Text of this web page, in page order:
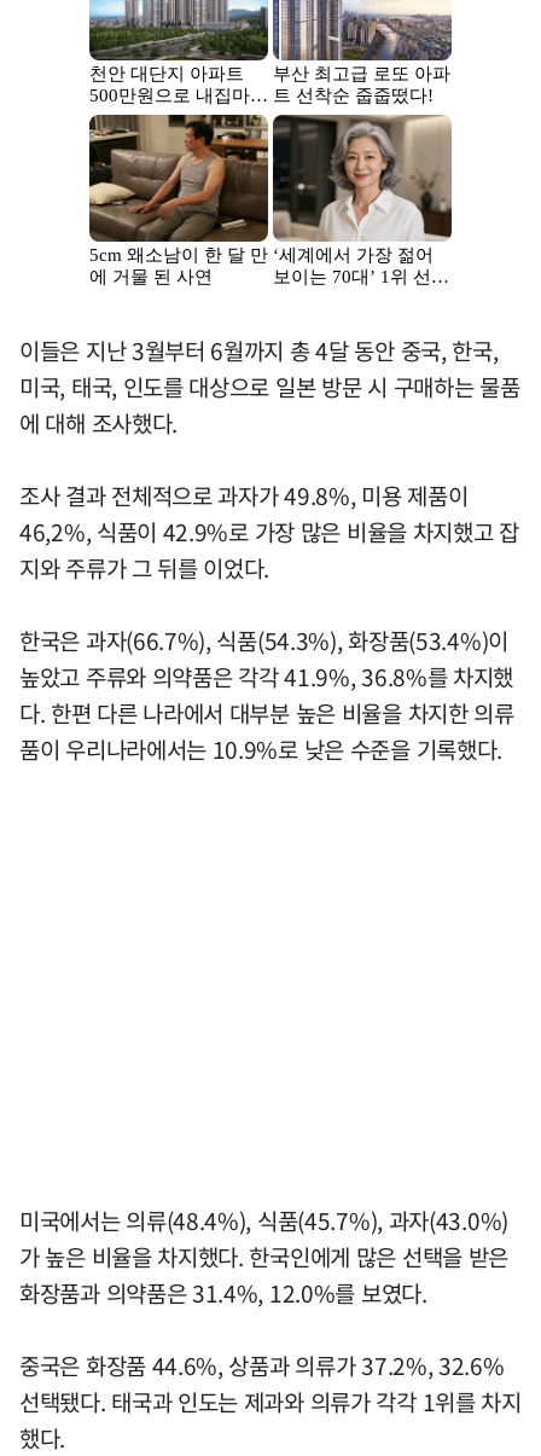
이들은 지난 3월부터 6월까지 총 4달 동안 중국, 한국,
미국, 태국, 인도를 대상으로 일본 방문 시 구매하는 물품
에 대해 조사했다.
조사 결과 전체적으로 과자가 49.8%, 미용 제품이
46,2%, 식품이 42.9%로 가장 많은 비율을 차지했고 잡
지와 주류가 그 뒤를 이었다.
한국은 과자(66.7%), 식품(54.3%), 화장품(53.4%)이
높았고 주류와 의약품은 각각 41.9%, 36.8%를 차지했
다. 한편 다른 나라에서 대부분 높은 비율을 차지한 의류
품이 우리나라에서는 10.9%로 낮은 수준을 기록했다.
미국에서는 의류(48.4%), 식품(45.7%), 과자(43.0%)
가 높은 비율을 차지했다. 한국인에게 많은 선택을 받은
화장품과 의약품은 31.4%, 12.0%를 보였다.
중국은 화장품 44.6%, 상품과 의류가 37.2%, 32.6%
선택됐다. 태국과 인도는 제과와 의류가 각각 1위를 차지
했다.